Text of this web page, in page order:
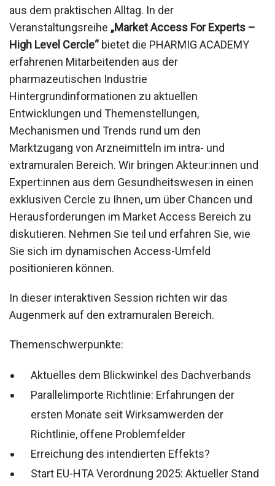
aus dem praktischen Alltag. In der
Veranstaltungsreihe „Market Access For Experts –
High Level Cercle“ bietet die PHARMIG ACADEMY
erfahrenen Mitarbeitenden aus der
pharmazeutischen Industrie
Hintergrundinformationen zu aktuellen
Entwicklungen und Themenstellungen,
Mechanismen und Trends rund um den
Marktzugang von Arzneimitteln im intra- und
extramuralen Bereich. Wir bringen Akteur:innen und
Expert:innen aus dem Gesundheitswesen in einen
exklusiven Cercle zu Ihnen, um über Chancen und
Herausforderungen im Market Access Bereich zu
diskutieren. Nehmen Sie teil und erfahren Sie, wie
Sie sich im dynamischen Access-Umfeld
positionieren können.
In dieser interaktiven Session richten wir das
Augenmerk auf den extramuralen Bereich.
Themenschwerpunkte:
Aktuelles dem Blickwinkel des Dachverbands
Parallelimporte Richtlinie: Erfahrungen der
ersten Monate seit Wirksamwerden der
Richtlinie, offene Problemfelder
Erreichung des intendierten Effekts?
Start EU-HTA Verordnung 2025: Aktueller Stand